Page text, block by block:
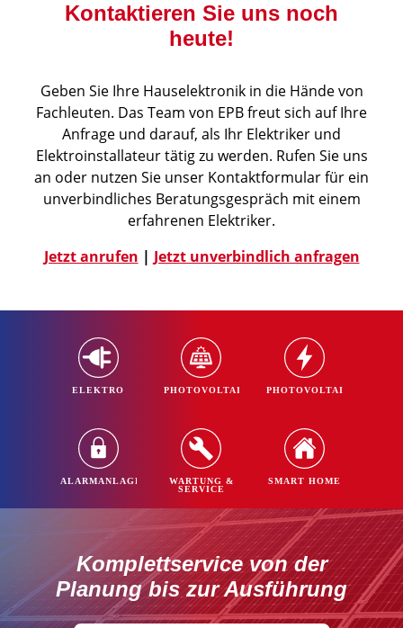
Kontaktieren Sie uns noch
heute!
Geben Sie Ihre Hauselektronik in die Hände von
Fachleuten. Das Team von EPB freut sich auf Ihre
Anfrage und darauf, als Ihr Elektriker und
Elektroinstallateur tätig zu werden. Rufen Sie uns
an oder nutzen Sie unser Kontaktformular für ein
unverbindliches Beratungsgespräch mit einem
erfahrenen Elektriker.
Jetzt anrufen | Jetzt unverbindlich anfragen
ELEKTRO PHOTOVOLTAIK PHOTOVOLTAIK
ALARMANLAGEN
WARTUNG &
SERVICE
SMART HOME
Komplettservice von der
Planung bis zur Ausführung